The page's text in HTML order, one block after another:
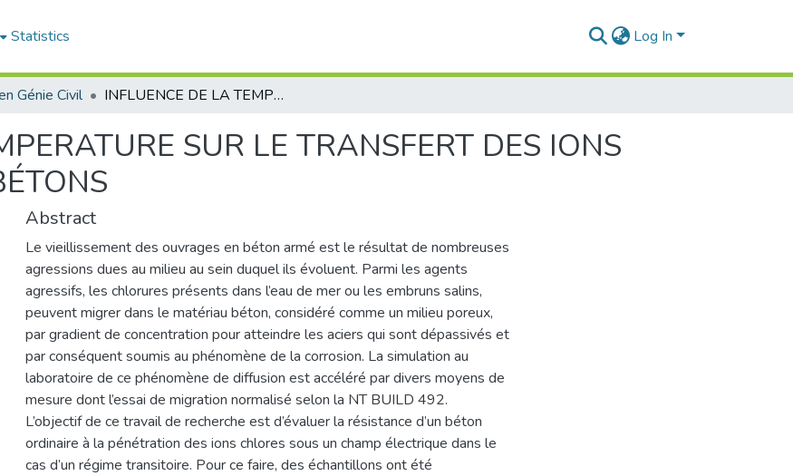
Statistics Log In
Génie Civil INFLUENCE DE LA TEMPERATURE SUR LE TRANSFERT DES IONS CHLORES DANS LES BÉTONS
SUR LE TRANSFERT DES IONS
Abstract
Le vieillissement des ouvrages en béton armé est le résultat de nombreuses
agressions dues au milieu au sein duquel ils évoluent. Parmi les agents
agressifs, les chlorures présents dans l’eau de mer ou les embruns salins,
peuvent migrer dans le matériau béton, considéré comme un milieu poreux,
par gradient de concentration pour atteindre les aciers qui sont dépassivés et
par conséquent soumis au phénomène de la corrosion. La simulation au
laboratoire de ce phénomène de diffusion est accéléré par divers moyens de
mesure dont l’essai de migration normalisé selon la NT BUILD 492.
L’objectif de ce travail de recherche est d’évaluer la résistance d’un béton
ordinaire à la pénétration des ions chlores sous un champ électrique dans le
cas d’un régime transitoire. Pour ce faire, des échantillons ont été